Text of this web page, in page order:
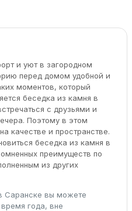
и уют в загородном
перед домом удобной и
моментов, который
беседка из камня в
с друзьями и
Поэтому в этом
качестве и пространстве.
беседка из камня в
преимуществ по
из других
Саранске вы можете
года, вне